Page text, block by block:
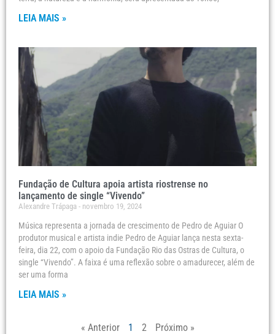
LEIA MAIS »
Fundação de Cultura apoia artista riostrense no
lançamento de single “Vivendo”
Alexandre Trápaga novembro 19, 2024
Música representa a jornada de crescimento de Pedro de Aguiar O
produtor musical e artista indie Pedro de Aguiar lança nesta sexta-
feira, dia 22, com o apoio da Fundação Rio das Ostras de Cultura, o
single “Vivendo”. A faixa é uma reflexão sobre o amadurecer, além de
ser uma forma
LEIA MAIS »
« Anterior 1 2 Próximo »